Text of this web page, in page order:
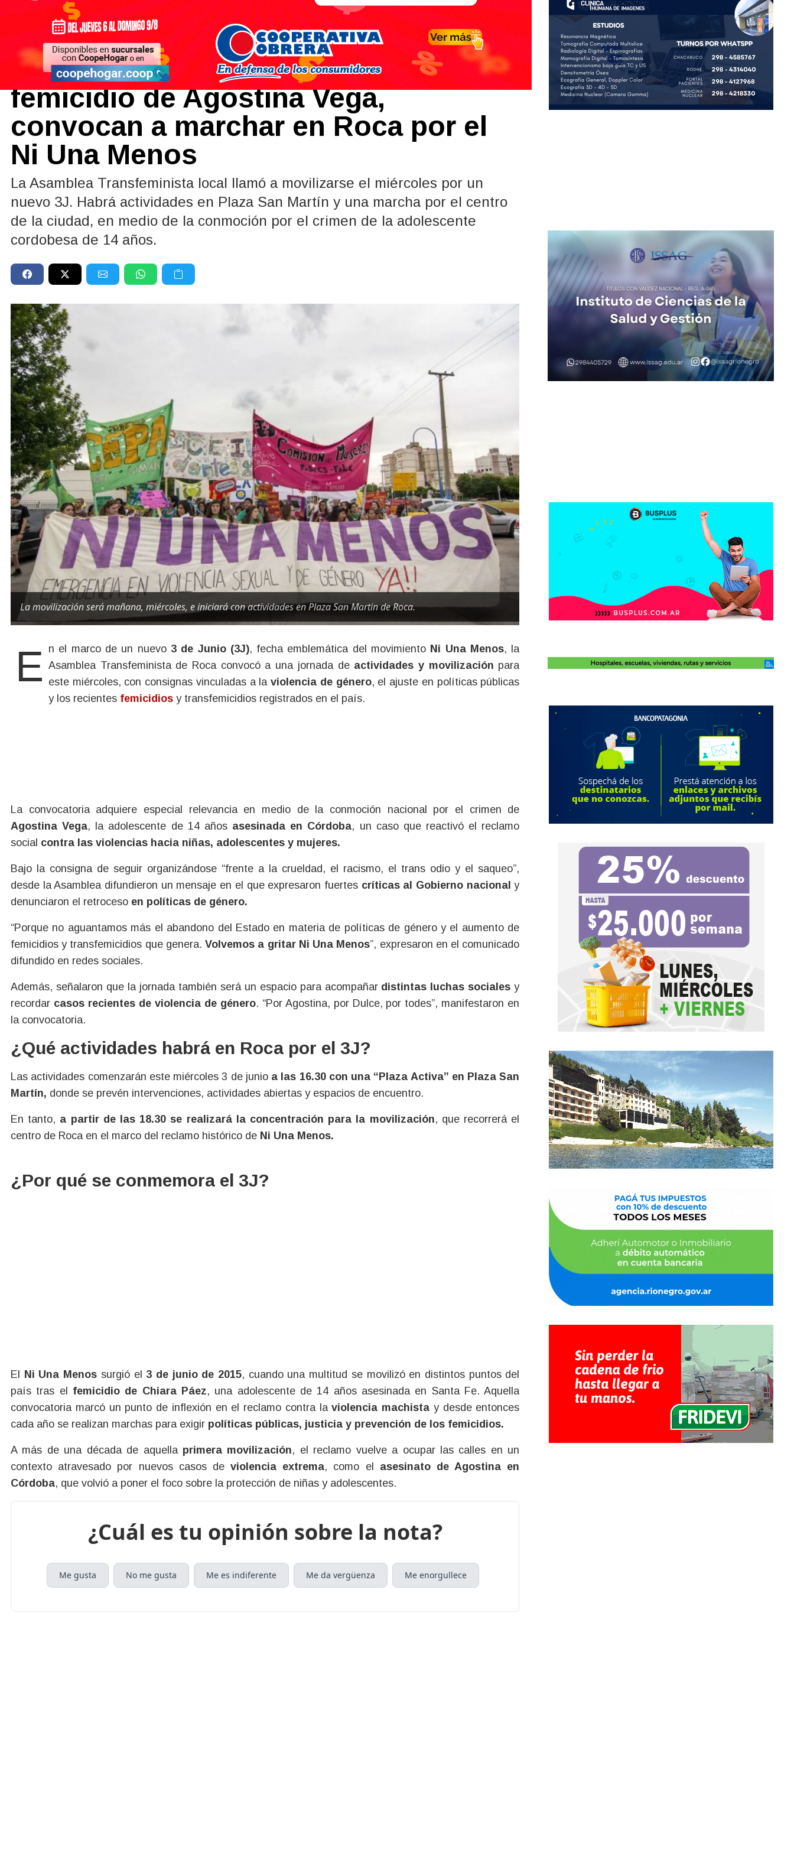
Actualidad
02/06/2026
En medio de la conmoción por el
femicidio de Agostina Vega,
convocan a marchar en Roca por el
Ni Una Menos
La Asamblea Transfeminista local llamó a movilizarse el miércoles por un
nuevo 3J. Habrá actividades en Plaza San Martín y una marcha por el centro
de la ciudad, en medio de la conmoción por el crimen de la adolescente
cordobesa de 14 años.
La movilización será mañana, miércoles, e iniciará con actividades en Plaza San Martin de Roca.
En el marco de un nuevo 3 de Junio (3J), fecha emblemática del movimiento Ni Una Menos, la
Asamblea Transfeminista de Roca convocó a una jornada de actividades y movilización para
este miércoles, con consignas vinculadas a laviolencia de género, el ajuste en políticas públicas
y los recientes femicidios y transfemicidios registrados en el país.
La convocatoria adquiere especial relevancia en medio de la conmoción nacional por el crimen de
Agostina Vega, la adolescente de 14 años asesinada en Córdoba, un caso que reactivó el reclamo
social contra las violencias hacia niñas, adolescentes y mujeres.
Bajo la consigna de seguir organizándose “frente a la crueldad, el racismo, el trans odio y el saqueo”,
desde la Asamblea difundieron un mensaje en el que expresaron fuertes críticas al Gobierno nacionaly
denunciaron el retroceso en políticas de género.
“Porque no aguantamos más el abandono del Estado en materia de políticas de género y el aumento de
femicidios y transfemicidios que genera.Volvemos a gritar Ni Una Menos”, expresaron en el comunicado
difundido en redes sociales.
Además, señalaron que la jornada también será un espacio para acompañar distintas luchas sociales y
recordar casos recientes de violencia de género. “Por Agostina, por Dulce, por todes”, manifestaron en
la convocatoria.
¿Qué actividades habrá en Roca por el 3J?
Las actividades comenzarán este miércoles 3 de junio a las 16.30 con una “Plaza Activa” en Plaza San
Martín, donde se prevén intervenciones, actividades abiertas y espacios de encuentro.
En tanto, a partir de las 18.30 se realizará la concentración para la movilización, que recorrerá el
centro de Roca en el marco del reclamo histórico de Ni Una Menos.
¿Por qué se conmemora el 3J?
El Ni Una Menos surgió el 3 de junio de 2015, cuando una multitud se movilizó en distintos puntos del
país tras el femicidio de Chiara Páez, una adolescente de 14 años asesinada en Santa Fe. Aquella
convocatoria marcó un punto de inflexión en el reclamo contra laviolencia machista y desde entonces
cada año se realizan marchas para exigir políticas públicas, justicia y prevención de los femicidios.
A más de una década de aquella primera movilización, el reclamo vuelve a ocupar las calles en un
contexto atravesado por nuevos casos deviolencia extrema, como el asesinato de Agostina en
Córdoba, que volvió a poner el foco sobre la protección de niñas y adolescentes.
¿Cuál es tu opinión sobre la nota?
Me gusta No me gusta Me es indiferente Me da vergüenza Me enorgullece